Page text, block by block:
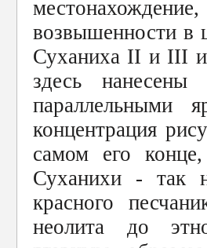
возвышенности в
Суханиха II и III и
здесь
параллельными
концентрация
самом его конце,
Суханихи - так
красного
неолита до